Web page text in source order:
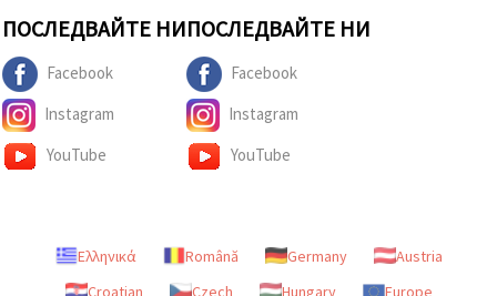
ПОСЛЕДВАЙТЕ НИ
Facebook
Instagram
YouTube
ПОСЛЕДВАЙТЕ НИ
Facebook
Instagram
YouTube
Ελληνικά Română Germany
Austria
Croatian
Czech Hungary Europe